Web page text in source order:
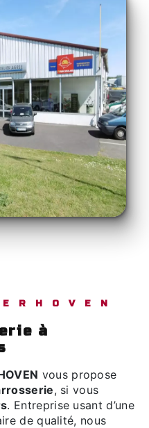
vous propose
, si vous
. Entreprise usant d’une
de qualité, nous